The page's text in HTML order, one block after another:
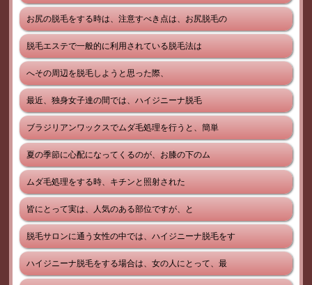
お尻の脱毛をする時は、注意すべき点は、お尻脱毛の
脱毛エステで一般的に利用されている脱毛法は
へその周辺を脱毛しようと思った際、
最近、独身女子達の間では、ハイジニーナ脱毛
ブラジリアンワックスでムダ毛処理を行うと、簡単
夏の季節に心配になってくるのが、お膝の下のム
ムダ毛処理をする時、キチンと照射された
皆にとって実は、人気のある部位ですが、と
脱毛サロンに通う女性の中では、ハイジニーナ脱毛をす
ハイジニーナ脱毛をする場合は、女の人にとって、最